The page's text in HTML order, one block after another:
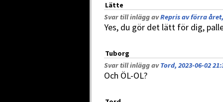
Lätte
Svar till inlägg avRepris av förra året,
Yes, du gör det lätt för dig,
Tuborg
Svar till inlägg avTord, 2023-06-02
Och ÖL-OL?